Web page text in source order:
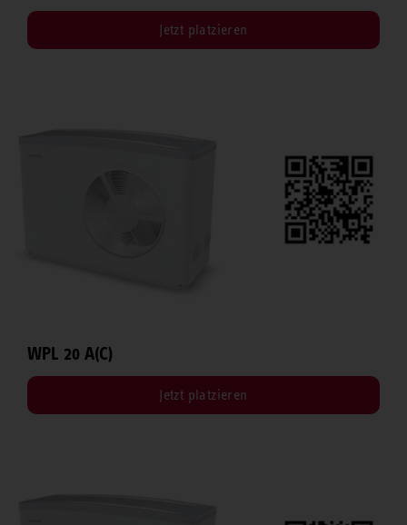
Jetzt platzieren
WPL 20 A(C)
Jetzt platzieren